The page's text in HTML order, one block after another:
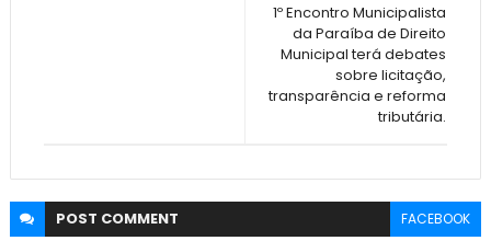
1º Encontro Municipalista
da Paraíba de Direito
Municipal terá debates
sobre licitação,
transparência e reforma
tributária.
POST COMMENT FACEBOOK